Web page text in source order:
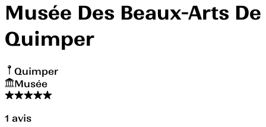
Musée Des Beaux-Arts De
Quimper
Quimper
Musée
1 avis